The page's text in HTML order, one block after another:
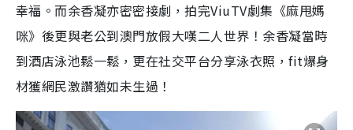
幸福。而余香凝亦密密接劇，拍完ViuTV劇集《麻甩媽
咪》後更與老公到澳門放假大嘆二人世界！余香凝當時
到酒店泳池鬆一鬆，更在社交平台分享泳衣照，fit爆身
材獲網民激讚猶如未生過！